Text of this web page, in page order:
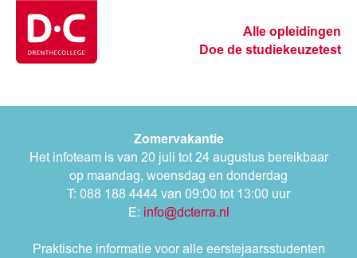
Alle opleidingen
Doe de studiekeuzetest
Zomervakantie
Het infoteam is van 20 juli tot 24 augustus bereikbaar
op maandag, woensdag en donderdag
T: 088 188 4444 van 09:00 tot 13:00 uur
E: info@dcterra.nl
Praktische informatie voor alle eerstejaarsstudenten